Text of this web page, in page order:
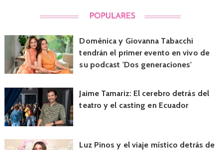
Doménica y Giovanna Tabacchi
tendrán el primer evento en vivo de
su podcast 'Dos generaciones'
Jaime Tamariz: El cerebro detrás del
teatro y el casting en Ecuador
Luz Pinos y el viaje místico detrás de